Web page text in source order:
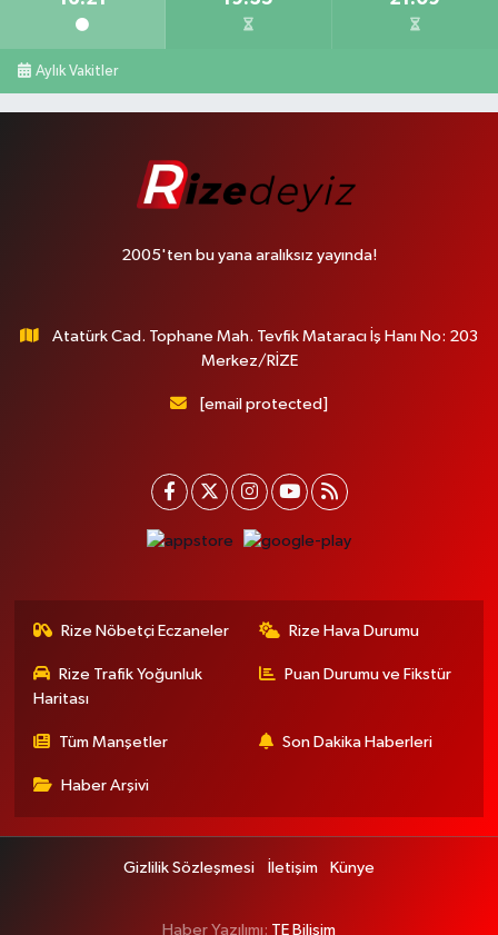
Aylık Vakitler
2005'ten bu yana aralıksız yayında!
Atatürk Cad. Tophane Mah. Tevfik Mataracı İş Hanı No: 203
Merkez/RİZE
[email protected]
Rize Nöbetçi Eczaneler Rize Hava Durumu
Rize Trafik Yoğunluk
Haritası
Puan Durumu ve Fikstür
Tüm Manşetler Son Dakika Haberleri
Haber Arşivi
Gizlilik Sözleşmesi İletişim Künye
Haber Yazılımı: TE Bilişim